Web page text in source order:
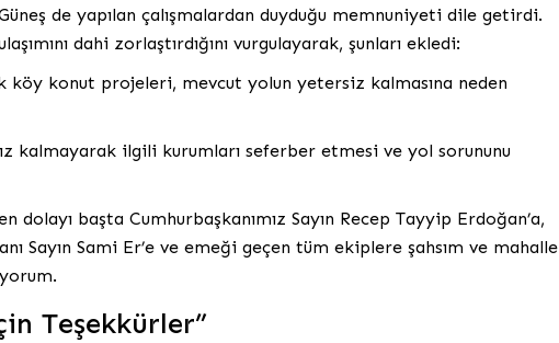
de yapılan çalışmalardan duyduğu memnuniyeti dile getirdi.
dahi zorlaştırdığını vurgulayarak, şunları ekledi:
köy konut projeleri, mevcut yolun yetersiz kalmasına neden
kalmayarak ilgili kurumları seferber etmesi ve yol sorununu
dolayı başta Cumhurbaşkanımız Sayın Recep Tayyip Erdoğan’a,
Sayın Sami Er’e ve emeği geçen tüm ekiplere şahsım ve mahalle
Teşekkürler”